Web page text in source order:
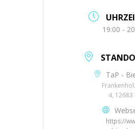
19:00 -
TaP -
4, 12683
https://